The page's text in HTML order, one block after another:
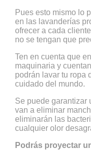
Pues esto mismo lo
en las lavanderías
ofrecer a cada
no se tengan que
Ten en cuenta que
maquinaria y
podrán lavar tu ropa
cuidado del mundo.
Se puede garantizar
van a eliminar
eliminarán las
cualquier olor
Podrás proyectar